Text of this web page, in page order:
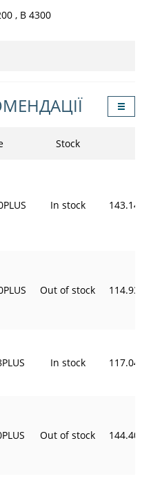
, B 4300
Stock
In stock 143.14
Out of stock 114.93
In stock 117.04
Out of stock 144.40